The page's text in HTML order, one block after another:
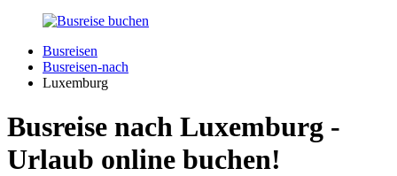
Busreisen
Busreisen-nach
Luxemburg
Busreise nach Luxemburg -
Urlaub online buchen!